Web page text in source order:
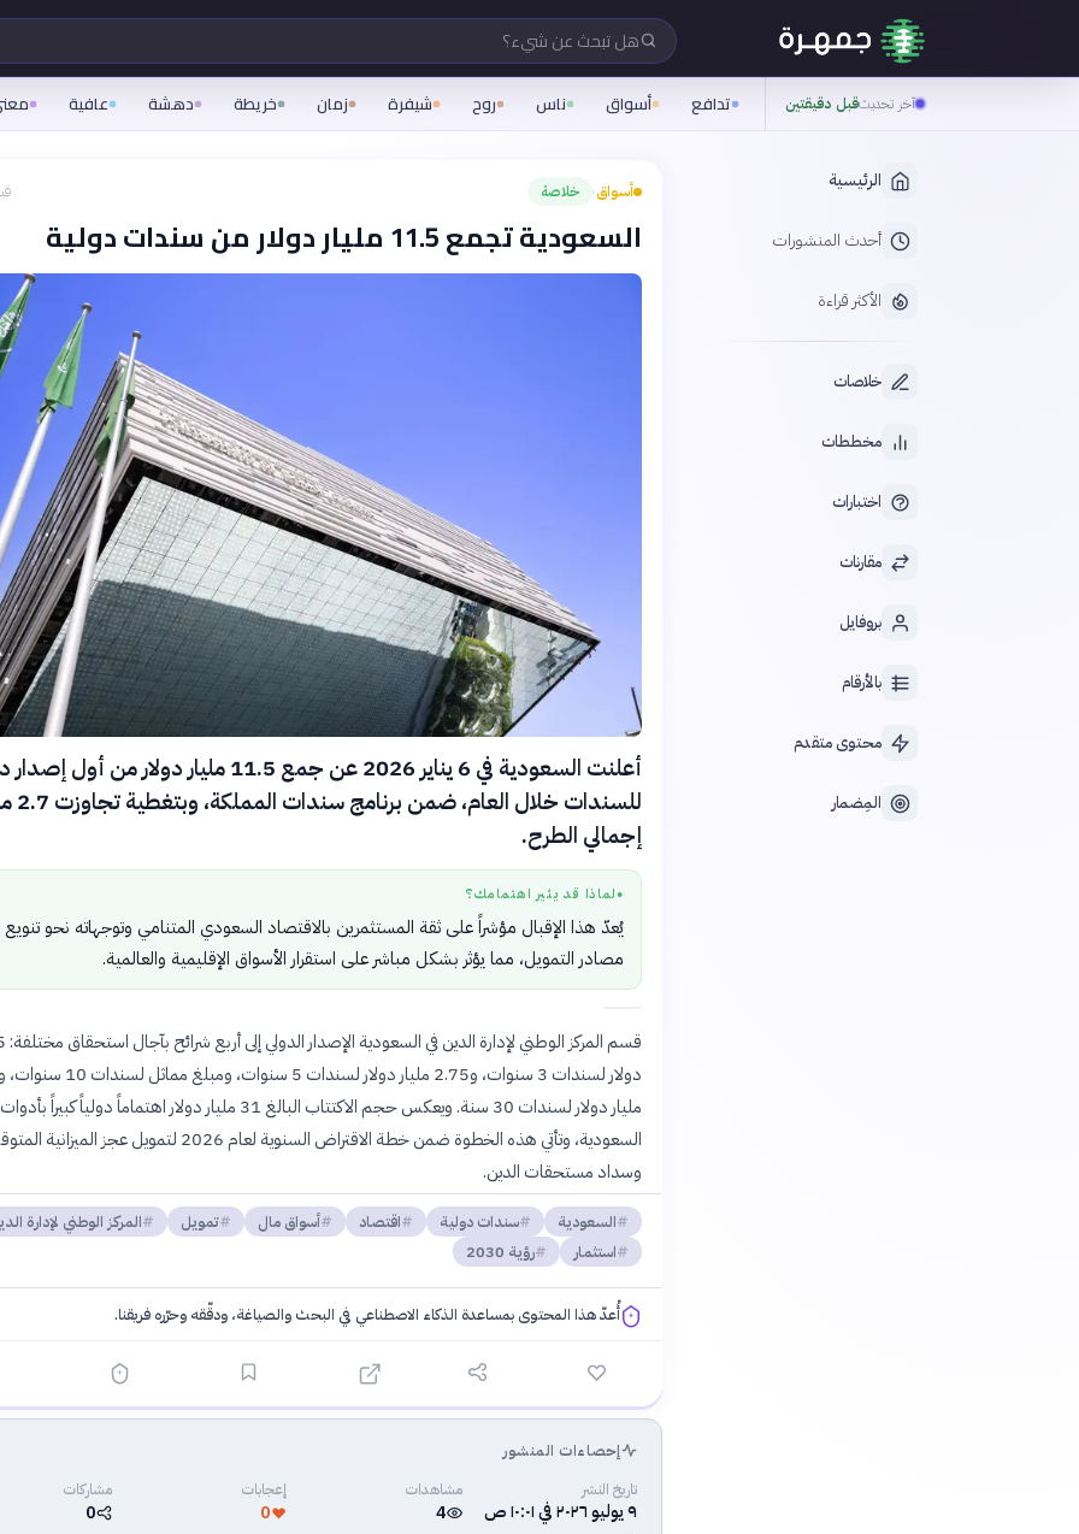
هل تبحث عن شيء؟
آخر تحديثقبل دقيقتين تدافع أسواق ناس روح شيفرة زمان خريطة دهشة عافية
الرئيسية
أحدث المنشورات
الأكثر قراءة
خلاصات
مخططات
اختبارات
مقارنات
بروفايل
بالأرقام
محتوى متقدم
المِضمار
أسواق› خلاصة قبل
السعودية تجمع 11.5 مليار دولار من سندات دولية
أعلنت السعودية في 6 يناير 2026 عن جمع 11.5 مليار دولار من أول
للسندات خلال
إجمالي الطرح.
● لماذا قد يثير اهتمامك؟
يُعدّ هذا الإقبال مؤشراً على ثقة المستثمرين بالاقتصاد السعودي المتنامي وتوجهاته نحو تنويع
مصادر التمويل، مما يؤثر بشكل مباشر على استقرار الأسواق الإقليمية والعالمية.
مليار دولار لسندات 30 سنة. ويعكس حجم الاكتتاب البالغ 31 مليار دولار اهتماماً دولياً
السعودية، وتأتي هذه الخطوة ضمن خطة الاقتراض السنوية لعام 2026 لتمويل عجز الميزانية
وسداد مستحقات الدين.
السعودية سندات دولية اقتصاد أسواق مال تمويل
المركز الوطني لإدارة
استثمار
رؤية 2030
أُعدّ هذا المحتوى بمساعدة الذكاء الاصطناعي في البحث والصياغة، ودقّقه وحرّره فريقنا.
إحصاءات المنشور
تاريخ النشر
٩ يوليو ٢٠٢٦ في ١٠:٠١ ص
مشاهدات
4
إعجابات
0
مشاركات
0